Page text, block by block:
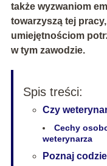
także wyzwaniom
towarzyszą tej
umiejętnościom
w tym zawodzie.
Spis treści:
Czy
Cechy
weterynarza
Poznaj